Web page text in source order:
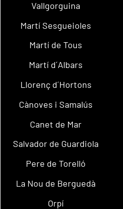
Vallgorguina
Martí Sesgueioles
Martí de Tous
Martí d´Albars
Llorenç d´Hortons
Cànoves i Samalús
Canet de Mar
Salvador de Guardiola
Pere de Torelló
La Nou de Berguedà
Orpí